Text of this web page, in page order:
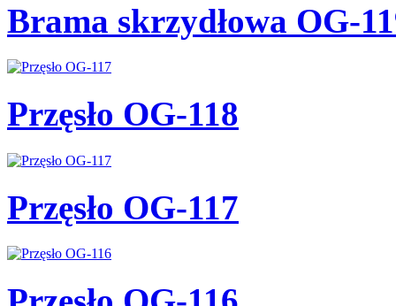
Brama skrzydłowa OG-
Przęsło OG-118
Przęsło OG-117